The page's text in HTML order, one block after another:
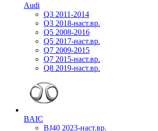
Audi
Q3 2011-2014
Q3 2018-наст.вр.
Q5 2008-2016
Q5 2017-наст.вр.
Q7 2009-2015
Q7 2015-наст.вр.
Q8 2019-наст.вр.
BAIC
BJ40 2023-наст.вр.